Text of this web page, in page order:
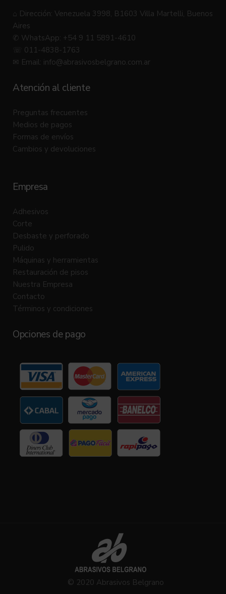
⌂ Dirección: Venezuela 3998, B1603 Villa Martelli, Buenos
Aires
✆ WhatsApp: +54 9 11 5891-4610
☏ 011-4838-1763
✉ Email: info@abrasivosbelgrano.com.ar
Atención al cliente
Preguntas frecuentes
Medios de pagos
Formas de envíos
Cambios y devoluciones
Empresa
Adhesivos
Corte
Desbaste y perforado
Pulido
Máquinas y herramientas
Restauración de pisos
Nuestra Empresa
Contacto
Términos y condiciones
Opciones de pago
© 2020 Abrasivos Belgrano